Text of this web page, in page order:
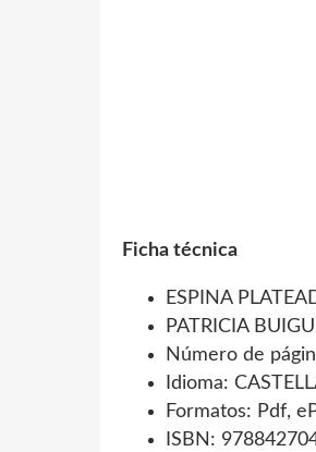
Ficha técnica
ESPINA
PATRICIA
Número de
Idioma:
Formatos: Pdf,
ISBN: